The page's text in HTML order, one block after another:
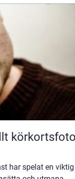
har spelat en